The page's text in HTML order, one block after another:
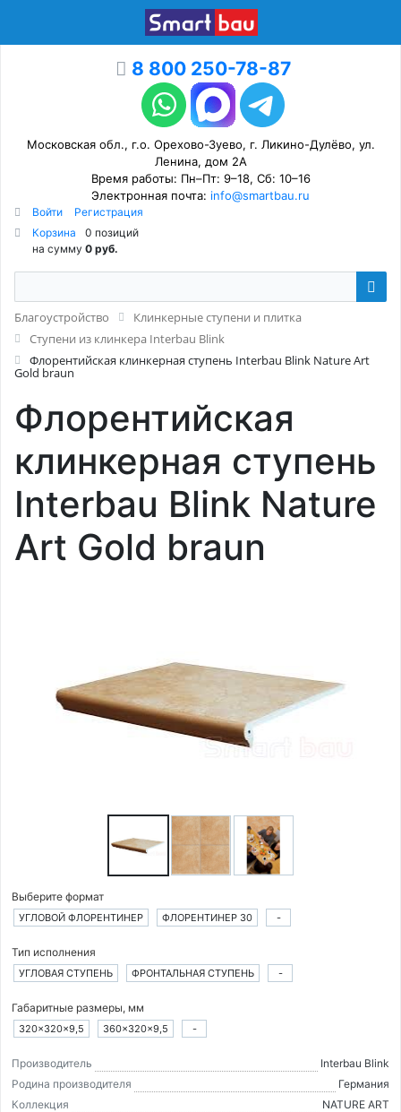
8 800 250-78-87
Московская обл., г.о. Орехово-Зуево, г. Ликино-Дулёво, ул.
Ленина, дом 2А
Время работы: Пн–Пт: 9–18, Сб: 10–16
Электронная почта: info@smartbau.ru
Войти
Регистрация
Корзина
0 позиций
на сумму 0 руб.
Благоустройство
Клинкерные ступени и плитка
Ступени из клинкера Interbau Blink
Флорентийская клинкерная ступень Interbau Blink Nature Art
Gold braun
Флорентийская
клинкерная ступень
Interbau Blink Nature
Art Gold braun
Выберите формат
УГЛОВОЙ ФЛОРЕНТИНЕР ФЛОРЕНТИНЕР 30 -
Тип исполнения
УГЛОВАЯ СТУПЕНЬ ФРОНТАЛЬНАЯ СТУПЕНЬ -
Габаритные размеры, мм
320×320×9,5 360×320×9,5 -
Производитель
Interbau Blink
Родина производителя
Германия
Коллекция
NATURE ART